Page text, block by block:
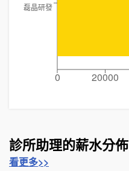
0 20000
磊晶研發
診所助理的薪水分佈
看更多>>